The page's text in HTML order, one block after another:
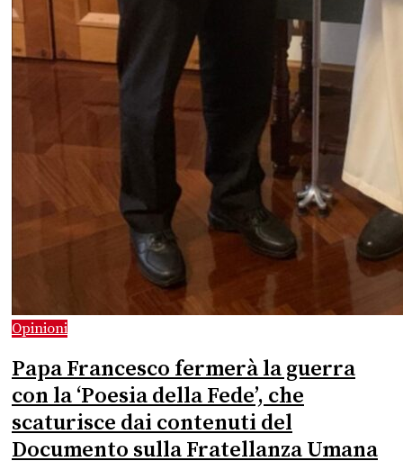
Opinioni
Papa Francesco fermerà la guerra
con la ‘Poesia della Fede’, che
scaturisce dai contenuti del
Documento sulla Fratellanza Umana